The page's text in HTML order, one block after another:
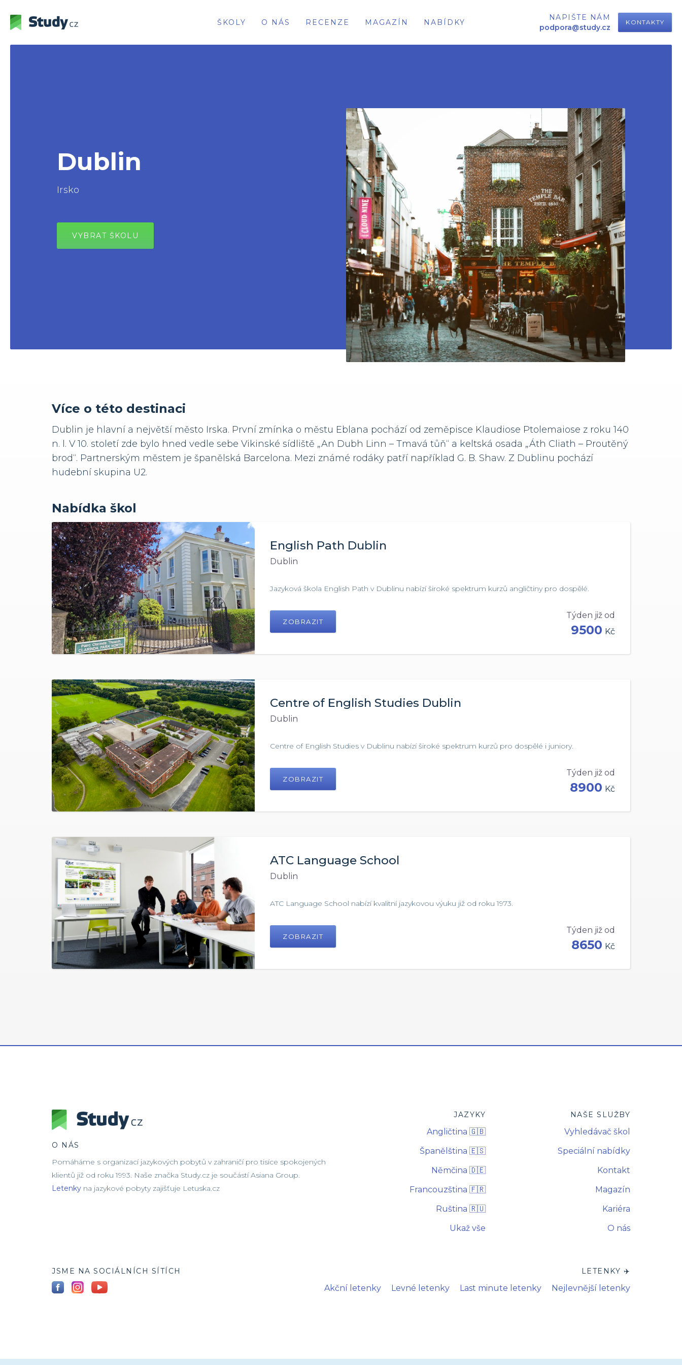
ŠKOLY O NÁS RECENZE MAGAZÍN NABÍDKY
NAPIŠTE NÁM
podpora@study.cz
KONTAKTY
Dublin
Irsko
VYBRAT ŠKOLU
Více o této destinaci
Dublin je hlavní a největší město Irska. První zmínka o městu Eblana pochází od zeměpisce Klaudiose Ptolemaiose z roku 140
n. l. V 10. století zde bylo hned vedle sebe Vikinské sídliště „An Dubh Linn – Tmavá tůň“ a keltská osada „Áth Cliath – Proutěný
brod“. Partnerským městem je španělská Barcelona. Mezi známé rodáky patří například G. B. Shaw. Z Dublinu pochází
hudební skupina U2.
Nabídka škol
English Path Dublin
Dublin
Jazyková škola English Path v Dublinu nabízí široké spektrum kurzů angličtiny pro dospělé.
ZOBRAZIT
Týden již od
9500 Kč
Centre of English Studies Dublin
Dublin
Centre of English Studies v Dublinu nabízí široké spektrum kurzů pro dospělé i juniory.
ZOBRAZIT
Týden již od
8900 Kč
ATC Language School
Dublin
ATC Language School nabízí kvalitní jazykovou výuku již od roku 1973.
ZOBRAZIT
Týden již od
8650 Kč
O NÁS
Pomáháme s organizací jazykových pobytů v zahraničí pro tisíce spokojených
klientů již od roku 1993. Naše značka Study.cz je součástí Asiana Group.
Letenky na jazykové pobyty zajišťuje Letuska.cz
JAZYKY
Angličtina 🇬🇧
Španělština 🇪🇸
Němčina 🇩🇪
Francouzština 🇫🇷
Ruština 🇷🇺
Ukaž vše
NAŠE SLUŽBY
Vyhledávač škol
Speciální nabídky
Kontakt
Magazín
Kariéra
O nás
JSME NA SOCIÁLNÍCH SÍTÍCH LETENKY ✈️
Akční letenky Levné letenky Last minute letenky Nejlevnější letenky